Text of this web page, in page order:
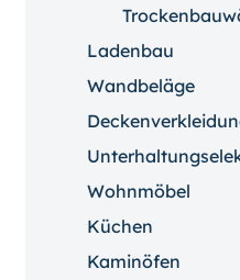
Ladenbau
Wandbeläge
Wohnmöbel
Küchen
Kaminöfen